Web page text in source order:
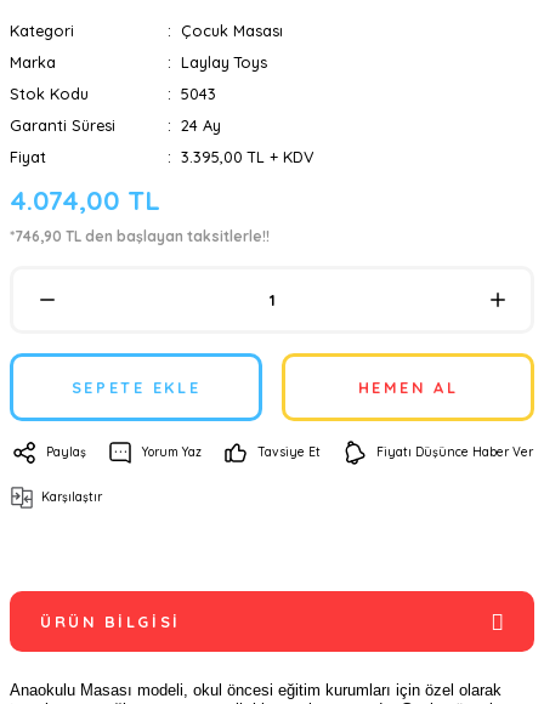
Kategori
Çocuk Masası
Marka
Laylay Toys
Stok Kodu
5043
Garanti Süresi
24 Ay
Fiyat
3.395,00 TL + KDV
4.074,00 TL
*746,90 TL den başlayan taksitlerle!!
SEPETE EKLE HEMEN AL
Paylaş Yorum Yaz Tavsiye Et Fiyatı Düşünce Haber Ver
Karşılaştır
ÜRÜN BILGISI
Anaokulu Masası modeli, okul öncesi eğitim kurumları için özel olarak